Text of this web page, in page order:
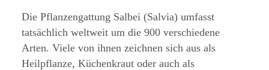
Die Pflanzengattung Salbei (Salvia) umfasst
tatsächlich weltweit um die 900 verschiedene
Arten. Viele von ihnen zeichnen sich aus als
Heilpflanze, Küchenkraut oder auch als